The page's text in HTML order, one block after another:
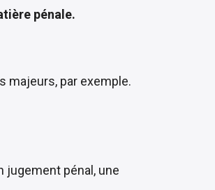
pénale.
majeurs, par exemple.
jugement pénal, une